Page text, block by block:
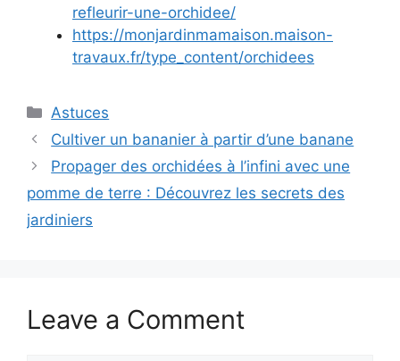
refleurir-une-orchidee/
https://monjardinmamaison.maison-
travaux.fr/type_content/orchidees
Categories
Astuces
Cultiver un bananier à partir d’une banane
Propager des orchidées à l’infini avec une
pomme de terre : Découvrez les secrets des
jardiniers
Leave a Comment